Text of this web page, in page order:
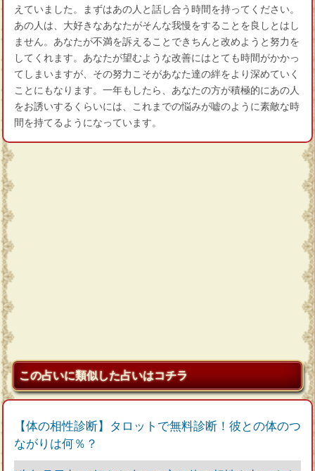
えていました。まずはあの人と話し合う時間を持ってください。
あの人は、大好きなあなたがそんな我慢をすることを良しとはし
ません。あなたが不満を訴えることできちんと改めようと努力を
してくれます。あなたが望むような改善にはとても時間がかかっ
てしまいますが、その努力こそがあなた達の絆をより深めていく
ことにもなります。一年もしたら、あなたの方が積極的にあの人
をお誘いするくらいには、これまでの悩みが嘘のように素敵な時
間を持てるようになっています。
この占いに類似した占いはコチラ
【体の相性診断】タロットで無料診断！彼との体のつ
ながりは何％？